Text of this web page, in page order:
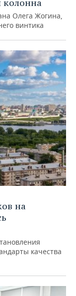
колонна
Олега Жогина,
винтика
на
качества